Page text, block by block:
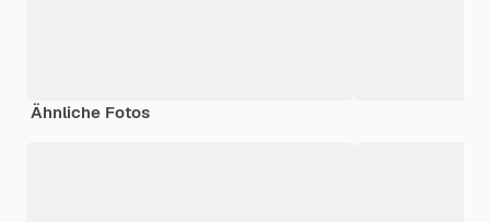
Ähnliche Fotos